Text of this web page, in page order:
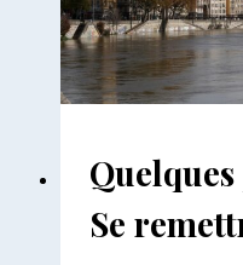
AILLEURS
|
Se